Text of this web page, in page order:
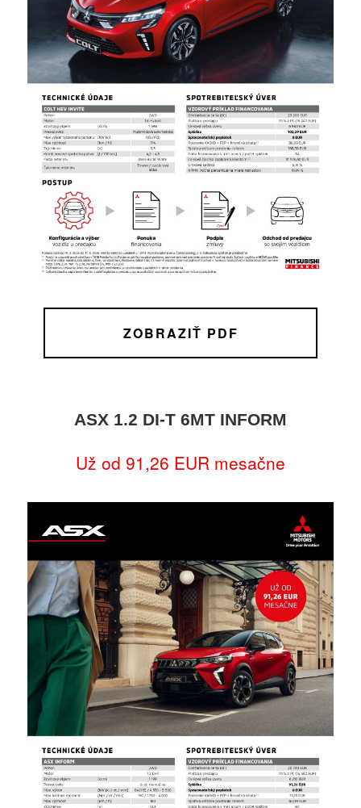
ZOBRAZIŤ PDF
ASX 1.2 DI-T 6MT INFORM
Už od 91,26 EUR mesačne